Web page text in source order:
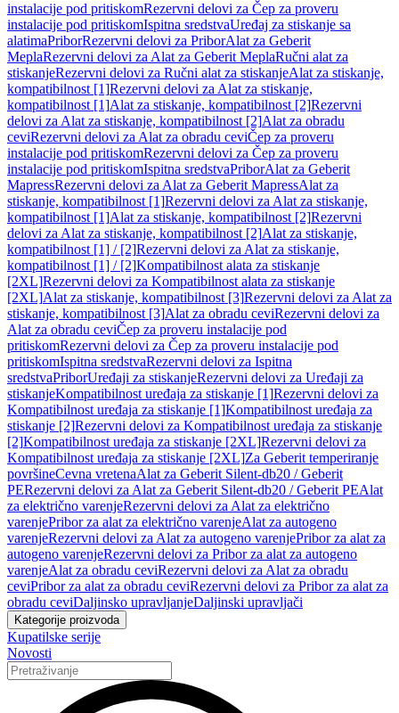
instalacije pod pritiskomRezervni delovi za Čep za proveru
instalacije pod pritiskomIspitna sredstvaUređaj za stiskanje sa
alatimaPriborRezervni delovi za PriborAlat za Geberit
MeplaRezervni delovi za Alat za Geberit MeplaRučni alat za
stiskanjeRezervni delovi za Ručni alat za stiskanjeAlat za stiskanje,
kompatibilnost [1]Rezervni delovi za Alat za stiskanje,
kompatibilnost [1]Alat za stiskanje, kompatibilnost [2]Rezervni
delovi za Alat za stiskanje, kompatibilnost [2]Alat za obradu
ceviRezervni delovi za Alat za obradu ceviČep za proveru
instalacije pod pritiskomRezervni delovi za Čep za proveru
instalacije pod pritiskomIspitna sredstvaPriborAlat za Geberit
MapressRezervni delovi za Alat za Geberit MapressAlat za
stiskanje, kompatibilnost [1]Rezervni delovi za Alat za stiskanje,
kompatibilnost [1]Alat za stiskanje, kompatibilnost [2]Rezervni
delovi za Alat za stiskanje, kompatibilnost [2]Alat za stiskanje,
kompatibilnost [1] / [2]Rezervni delovi za Alat za stiskanje,
kompatibilnost [1] / [2]Kompatibilnost alata za stiskanje
[2XL]Rezervni delovi za Kompatibilnost alata za stiskanje
[2XL]Alat za stiskanje, kompatibilnost [3]Rezervni delovi za Alat za
stiskanje, kompatibilnost [3]Alat za obradu ceviRezervni delovi za
Alat za obradu ceviČep za proveru instalacije pod
pritiskomRezervni delovi za Čep za proveru instalacije pod
pritiskomIspitna sredstvaRezervni delovi za Ispitna
sredstvaPriborUređaji za stiskanjeRezervni delovi za Uređaji za
stiskanjeKompatibilnost uređaja za stiskanje [1]Rezervni delovi za
Kompatibilnost uređaja za stiskanje [1]Kompatibilnost uređaja za
stiskanje [2]Rezervni delovi za Kompatibilnost uređaja za stiskanje
[2]Kompatibilnost uređaja za stiskanje [2XL]Rezervni delovi za
Kompatibilnost uređaja za stiskanje [2XL]Za Geberit temperiranje
površineCevna vretenaAlat za Geberit Silent-db20 / Geberit
PERezervni delovi za Alat za Geberit Silent-db20 / Geberit PEAlat
za električno varenjeRezervni delovi za Alat za električno
varenjePribor za alat za električno varenjeAlat za autogeno
varenjeRezervni delovi za Alat za autogeno varenjePribor za alat za
autogeno varenjeRezervni delovi za Pribor za alat za autogeno
varenjeAlat za obradu ceviRezervni delovi za Alat za obradu
ceviPribor za alat za obradu ceviRezervni delovi za Pribor za alat za
obradu ceviDaljinsko upravljanjeDaljinski upravljači
Kategorije proizvoda
Kupatilske serije
Novosti